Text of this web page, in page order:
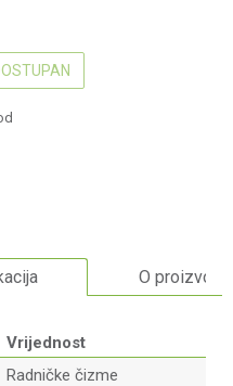
O proizvodu
Vrijednost
Radničke čizme